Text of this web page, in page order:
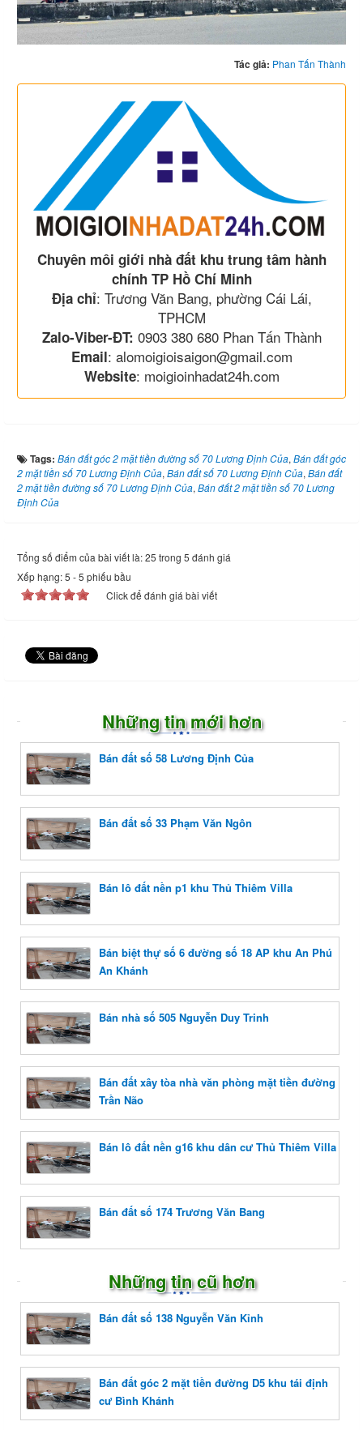
Tác giả: Phan Tấn Thành
Chuyên môi giới nhà đất khu trung tâm hành
chính TP Hồ Chí Minh
Địa chỉ: Trương Văn Bang, phường Cái Lái,
TPHCM
Zalo-Viber-ĐT: 0903 380 680 Phan Tấn Thành
Email: alomoigioisaigon@gmail.com
Website: moigioinhadat24h.com
Tags: Bán đất góc 2 mặt tiền đường số 70 Lương Định Của, Bán đất góc
2 mặt tiền số 70 Lương Định Của, Bán đất số 70 Lương Định Của, Bán đất
2 mặt tiền đường số 70 Lương Định Của, Bán đất 2 mặt tiền số 70 Lương
Định Của
Tổng số điểm của bài viết là: 25 trong 5 đánh giá
Xếp hạng:5 -5 phiếu bầu
Click để đánh giá bài viết
Những tin mới hơn
Bán đất số 58 Lương Định Của
Bán đất số 33 Phạm Văn Ngôn
Bán lô đất nền p1 khu Thủ Thiêm Villa
Bán biệt thự số 6 đường số 18 AP khu An Phú
An Khánh
Bán nhà số 505 Nguyễn Duy Trinh
Bán đất xây tòa nhà văn phòng mặt tiền đường
Trần Não
Bán lô đất nền g16 khu dân cư Thủ Thiêm Villa
Bán đất số 174 Trương Văn Bang
Những tin cũ hơn
Bán đất số 138 Nguyễn Văn Kỉnh
Bán đất góc 2 mặt tiền đường D5 khu tái định
cư Bình Khánh